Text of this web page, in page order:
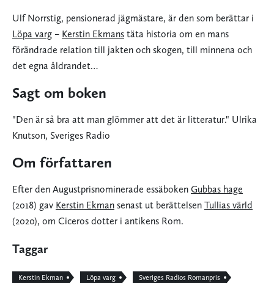
Ulf Norrstig, pensionerad jägmästare, är den som berättar i
Löpa varg – Kerstin Ekmans täta historia om en mans
förändrade relation till jakten och skogen, till minnena och
det egna åldrandet…
Sagt om boken
"Den är så bra att man glömmer att det är litteratur." Ulrika
Knutson, Sveriges Radio
Om författaren
Efter den Augustprisnominerade essäboken Gubbas hage
(2018) gav Kerstin Ekman senast ut berättelsen Tullias värld
(2020), om Ciceros dotter i antikens Rom.
Taggar
Kerstin Ekman Löpa varg Sveriges Radios Romanpris